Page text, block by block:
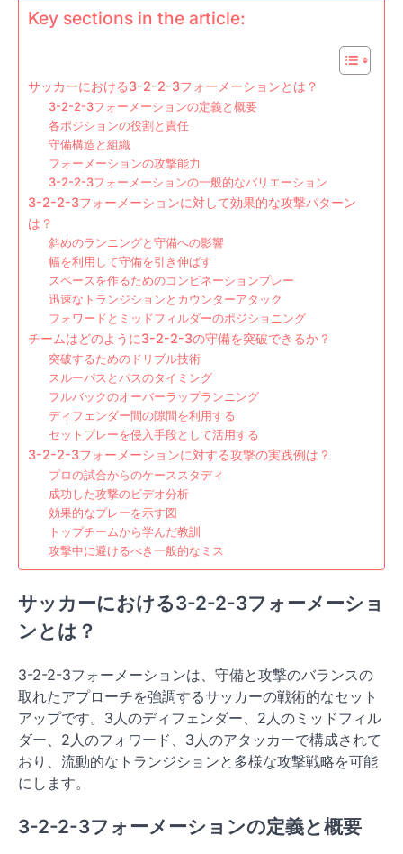
Key sections in the article:
サッカーにおける3-2-2-3フォーメーションとは？
3-2-2-3フォーメーションの定義と概要
各ポジションの役割と責任
守備構造と組織
フォーメーションの攻撃能力
3-2-2-3フォーメーションの一般的なバリエーション
3-2-2-3フォーメーションに対して効果的な攻撃パターン
は？
斜めのランニングと守備への影響
幅を利用して守備を引き伸ばす
スペースを作るためのコンビネーションプレー
迅速なトランジションとカウンターアタック
フォワードとミッドフィルダーのポジショニング
チームはどのように3-2-2-3の守備を突破できるか？
突破するためのドリブル技術
スルーパスとパスのタイミング
フルバックのオーバーラップランニング
ディフェンダー間の隙間を利用する
セットプレーを侵入手段として活用する
3-2-2-3フォーメーションに対する攻撃の実践例は？
プロの試合からのケーススタディ
成功した攻撃のビデオ分析
効果的なプレーを示す図
トップチームから学んだ教訓
攻撃中に避けるべき一般的なミス
サッカーにおける3-2-2-3フォーメーショ
ンとは？
3-2-2-3フォーメーションは、守備と攻撃のバランスの
取れたアプローチを強調するサッカーの戦術的なセット
アップです。3人のディフェンダー、2人のミッドフィル
ダー、2人のフォワード、3人のアタッカーで構成されて
おり、流動的なトランジションと多様な攻撃戦略を可能
にします。
3-2-2-3フォーメーションの定義と概要